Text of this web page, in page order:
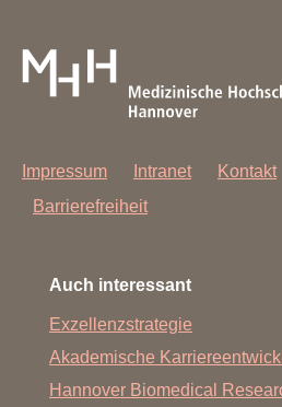
Impressum Intranet Kontakt
Barrierefreiheit
Auch interessant
Exzellenzstrategie
Akademische
Hannover Biomedical